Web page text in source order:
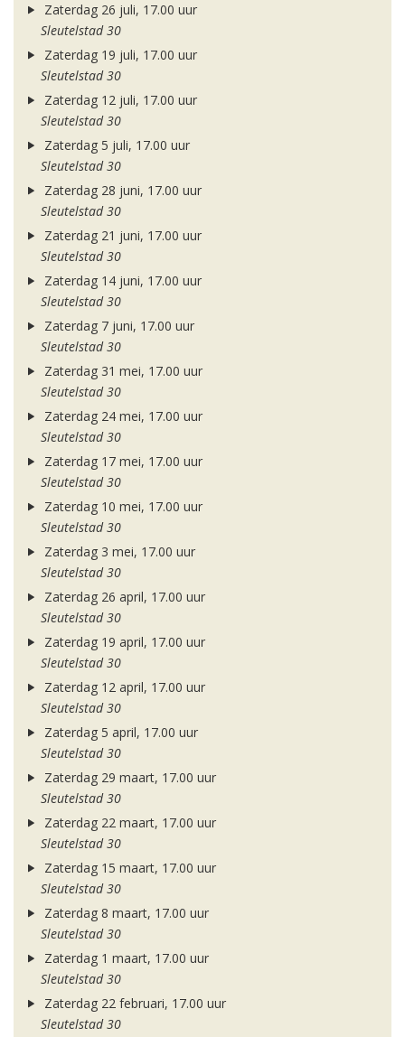
Zaterdag 26 juli, 17.00 uur
Sleutelstad 30
Zaterdag 19 juli, 17.00 uur
Sleutelstad 30
Zaterdag 12 juli, 17.00 uur
Sleutelstad 30
Zaterdag 5 juli, 17.00 uur
Sleutelstad 30
Zaterdag 28 juni, 17.00 uur
Sleutelstad 30
Zaterdag 21 juni, 17.00 uur
Sleutelstad 30
Zaterdag 14 juni, 17.00 uur
Sleutelstad 30
Zaterdag 7 juni, 17.00 uur
Sleutelstad 30
Zaterdag 31 mei, 17.00 uur
Sleutelstad 30
Zaterdag 24 mei, 17.00 uur
Sleutelstad 30
Zaterdag 17 mei, 17.00 uur
Sleutelstad 30
Zaterdag 10 mei, 17.00 uur
Sleutelstad 30
Zaterdag 3 mei, 17.00 uur
Sleutelstad 30
Zaterdag 26 april, 17.00 uur
Sleutelstad 30
Zaterdag 19 april, 17.00 uur
Sleutelstad 30
Zaterdag 12 april, 17.00 uur
Sleutelstad 30
Zaterdag 5 april, 17.00 uur
Sleutelstad 30
Zaterdag 29 maart, 17.00 uur
Sleutelstad 30
Zaterdag 22 maart, 17.00 uur
Sleutelstad 30
Zaterdag 15 maart, 17.00 uur
Sleutelstad 30
Zaterdag 8 maart, 17.00 uur
Sleutelstad 30
Zaterdag 1 maart, 17.00 uur
Sleutelstad 30
Zaterdag 22 februari, 17.00 uur
Sleutelstad 30